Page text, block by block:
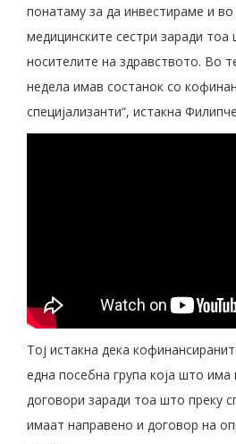
понатаму за да инвестираме и
медицинските сестри заради тоа
носителите на здравството. Во
недела имав состанок со
специјализанти“, истакна
Тој истакна дека
една посебна група која што
договори заради тоа што преку
имаат направено и договор на